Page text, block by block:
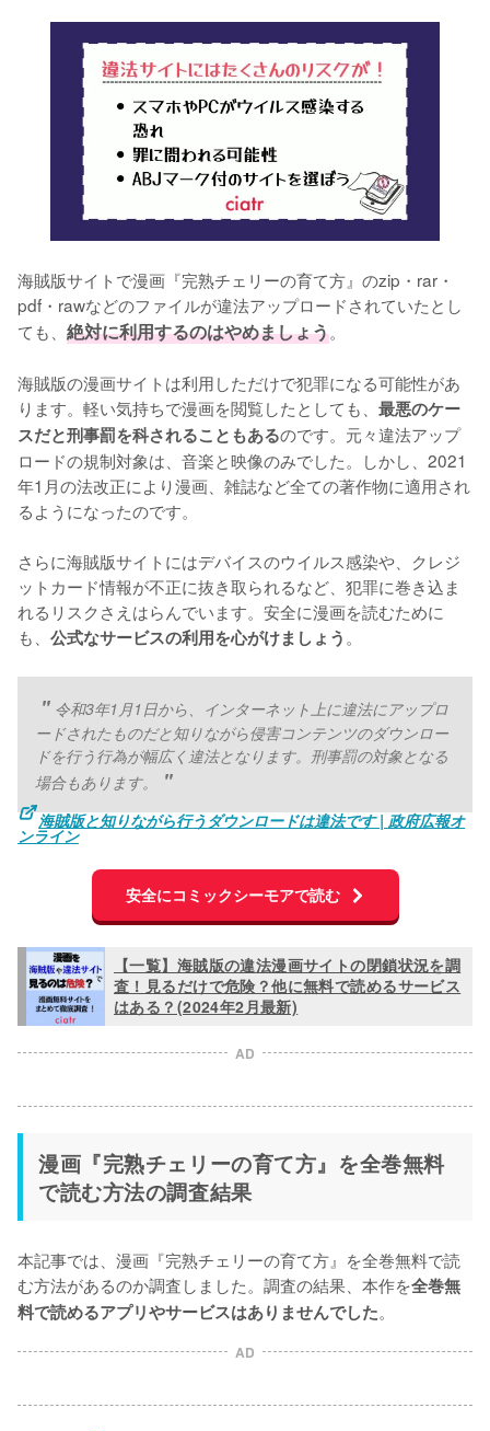
海賊版サイトで漫画『完熟チェリーの育て方』のzip・rar・
pdf・rawなどのファイルが違法アップロードされていたとし
ても、 絶対に利用するのはやめましょう。
海賊版の漫画サイトは利用しただけで犯罪になる可能性があ
ります。軽い気持ちで漫画を閲覧したとしても、 最悪のケー
スだと刑事罰を科されることもあるのです。元々違法アップ
ロードの規制対象は、音楽と映像のみでした。しかし、2021
年1月の法改正により漫画、雑誌など全ての著作物に適用され
るようになったのです。
さらに海賊版サイトにはデバイスのウイルス感染や、クレジ
ットカード情報が不正に抜き取られるなど、犯罪に巻き込ま
れるリスクさえはらんでいます。安全に漫画を読むために
も、 公式なサービスの利用を心がけましょう 。
令和3年1月1日から、インターネット上に違法にアップロ
ードされたものだと知りながら侵害コンテンツのダウンロー
ドを行う行為が幅広く違法となります。刑事罰の対象となる
場合もあります。
海賊版と知りながら行うダウンロードは違法です | 政府広報オ
ンライン
安全にコミックシーモアで読む
【一覧】海賊版の違法漫画サイトの閉鎖状況を調
査！見るだけで危険？他に無料で読めるサービス
はある？(2024年2月最新)
AD
漫画『完熟チェリーの育て方』を全巻無料
で読む方法の調査結果
本記事では、漫画『完熟チェリーの育て方』を全巻無料で読
む方法があるのか調査しました。調査の結果、本作を全巻無
料で読めるアプリやサービスはありませんでした。
AD